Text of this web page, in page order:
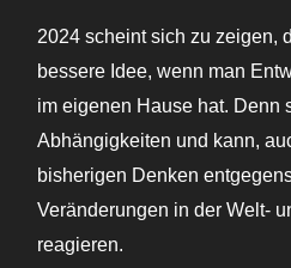
2024 scheint sich zu zeigen,
bessere Idee, wenn man
im eigenen Hause hat. Denn
Abhängigkeiten und kann,
bisherigen Denken
Veränderungen in der Welt-
reagieren.